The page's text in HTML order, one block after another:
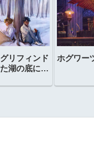
リフィンド
湖の底に置
ホグワー